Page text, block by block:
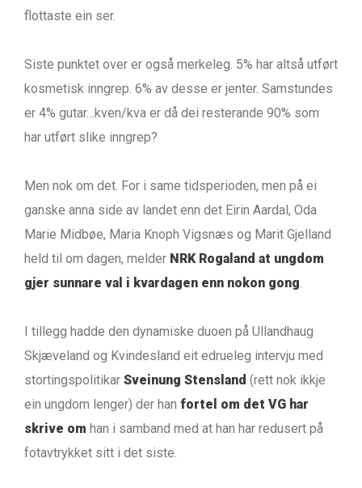
flottaste ein ser.
Siste punktet over er også merkeleg. 5% har altså utført
kosmetisk inngrep. 6% av desse er jenter. Samstundes
er 4% gutar…kven/kva er då dei resterande 90% som
har utført slike inngrep?
Men nok om det. For i same tidsperioden, men på ei
ganske anna side av landet enn det Eirin Aardal, Oda
Marie Midbøe, Maria Knoph Vigsnæs og Marit Gjelland
held til om dagen, melder NRK Rogaland at ungdom
gjer sunnare val i kvardagen enn nokon gong.
I tillegg hadde den dynamiske duoen på Ullandhaug
Skjæveland og Kvindesland eit edrueleg intervju med
stortingspolitikar Sveinung Stensland (rett nok ikkje
ein ungdom lenger) der han fortel om det VG har
skrive om han i samband med at han har redusert på
fotavtrykket sitt i det siste.